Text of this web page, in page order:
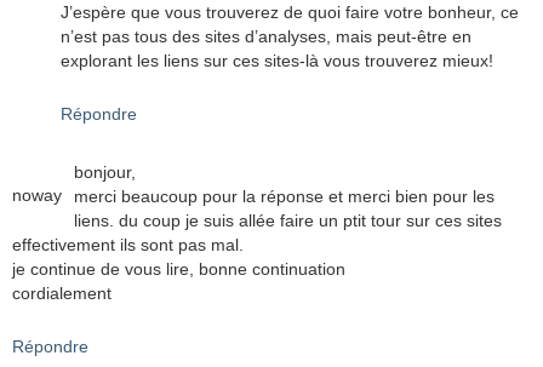
J’espère que vous trouverez de quoi faire votre bonheur, ce
n’est pas tous des sites d’analyses, mais peut-être en
explorant les liens sur ces sites-là vous trouverez mieux!
Répondre
noway
bonjour,
merci beaucoup pour la réponse et merci bien pour les
liens. du coup je suis allée faire un ptit tour sur ces sites
effectivement ils sont pas mal.
je continue de vous lire, bonne continuation
cordialement
Répondre